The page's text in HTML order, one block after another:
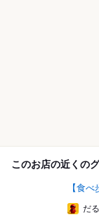
このお店の近くの
【食
だ